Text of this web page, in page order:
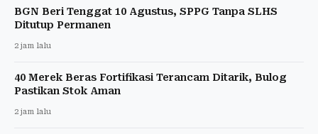
BGN Beri Tenggat 10 Agustus, SPPG Tanpa SLHS
Ditutup Permanen
2 jam lalu
40 Merek Beras Fortifikasi Terancam Ditarik, Bulog
Pastikan Stok Aman
2 jam lalu